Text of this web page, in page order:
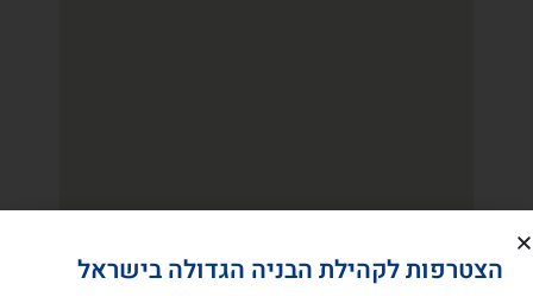
הצטרפות לקהילת הבניה הגדולה בישראל